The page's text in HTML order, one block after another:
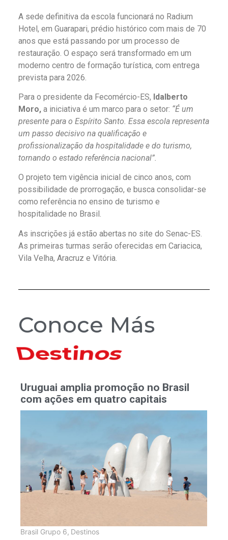
A sede definitiva da escola funcionará no Radium
Hotel, em Guarapari, prédio histórico com mais de 70
anos que está passando por um processo de
restauração. O espaço será transformado em um
moderno centro de formação turística, com entrega
prevista para 2026.
Para o presidente da Fecomércio-ES, Idalberto
Moro, a iniciativa é um marco para o setor: “É um
presente para o Espírito Santo. Essa escola representa
um passo decisivo na qualificação e
profissionalização da hospitalidade e do turismo,
tornando o estado referência nacional”.
O projeto tem vigência inicial de cinco anos, com
possibilidade de prorrogação, e busca consolidar-se
como referência no ensino de turismo e
hospitalidade no Brasil.
As inscrições já estão abertas no site do Senac-ES.
As primeiras turmas serão oferecidas em Cariacica,
Vila Velha, Aracruz e Vitória.
Conoce Más
Hoteles
Uruguai amplia promoção no Brasil
com ações em quatro capitais
Brasil Grupo 6, Destinos